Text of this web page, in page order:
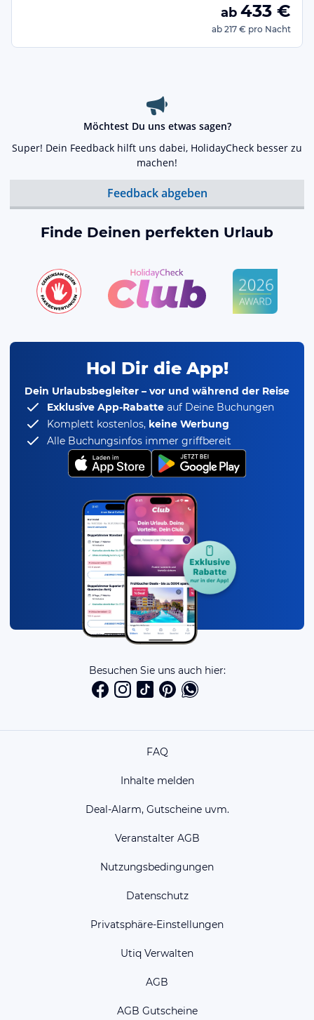
ab 433 €
ab 217 € pro Nacht
Möchtest Du uns etwas sagen?
Super! Dein Feedback hilft uns dabei, HolidayCheck besser zu
machen!
Feedback abgeben
Finde Deinen perfekten Urlaub
Hol Dir die App!
Dein Urlaubsbegleiter – vor und während der Reise
Exklusive App-Rabatte auf Deine Buchungen
Komplett kostenlos, keine Werbung
Alle Buchungsinfos immer griffbereit
Besuchen Sie uns auch hier:
FAQ
Inhalte melden
Deal-Alarm, Gutscheine uvm.
Veranstalter AGB
Nutzungsbedingungen
Datenschutz
Privatsphäre-Einstellungen
Utiq Verwalten
AGB
AGB Gutscheine